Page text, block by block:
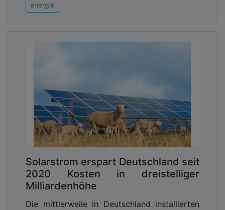
energie
Solarstrom erspart Deutschland seit
2020 Kosten in dreistelliger
Milliardenhöhe
Die mittlerweile in Deutschland installierten